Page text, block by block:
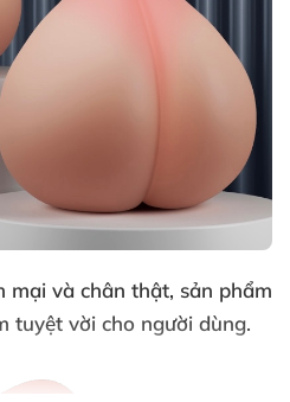
mại và chân thật, sản phẩm
tuyệt vời cho người dùng.